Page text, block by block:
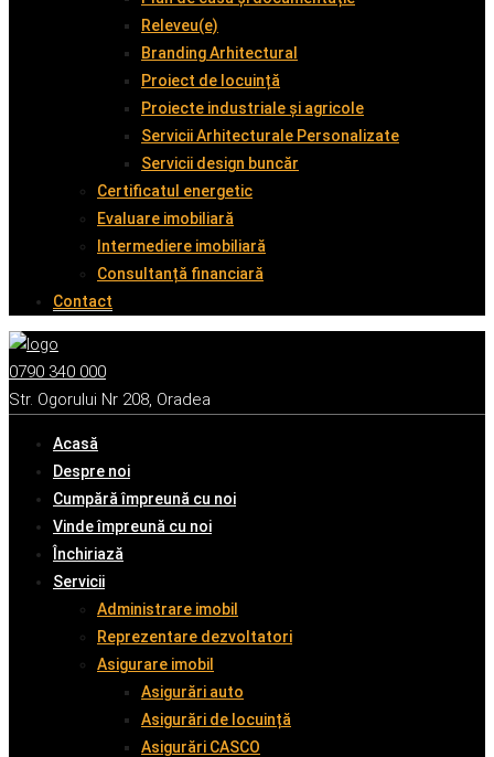
Releveu(e)
Branding Arhitectural
Proiect de locuință
Proiecte industriale și agricole
Servicii Arhitecturale Personalizate
Servicii design buncăr
Certificatul energetic
Evaluare imobiliară
Intermediere imobiliară
Consultanță financiară
Contact
0790 340 000
Str. Ogorului Nr 208, Oradea
Acasă
Despre noi
Cumpără împreună cu noi
Vinde împreună cu noi
Închiriază
Servicii
Administrare imobil
Reprezentare dezvoltatori
Asigurare imobil
Asigurări auto
Asigurări de locuință
Asigurări CASCO